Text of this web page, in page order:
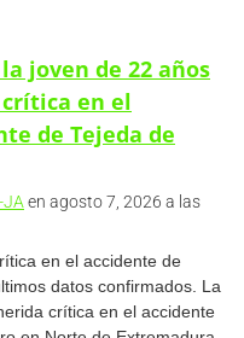
joven de 22 años
en el
de Tejeda de
JA en agosto 7, 2026 a las
en el accidente de
datos confirmados. La
crítica en el accidente